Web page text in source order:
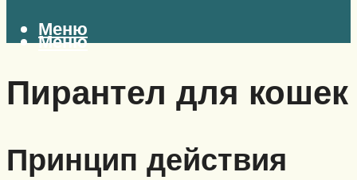
Меню
Меню
Пирантел для кошек
Принцип действия